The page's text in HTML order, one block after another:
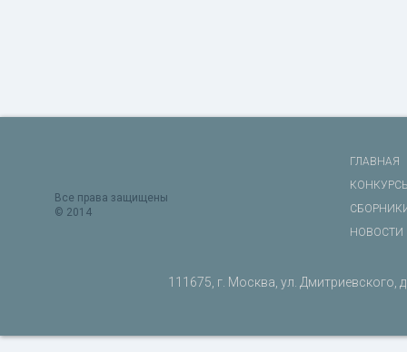
Все права защищены
© 2014
ГЛАВНАЯ
НОВОСТИ
111675, г. Москва, ул. Дмитриевского,